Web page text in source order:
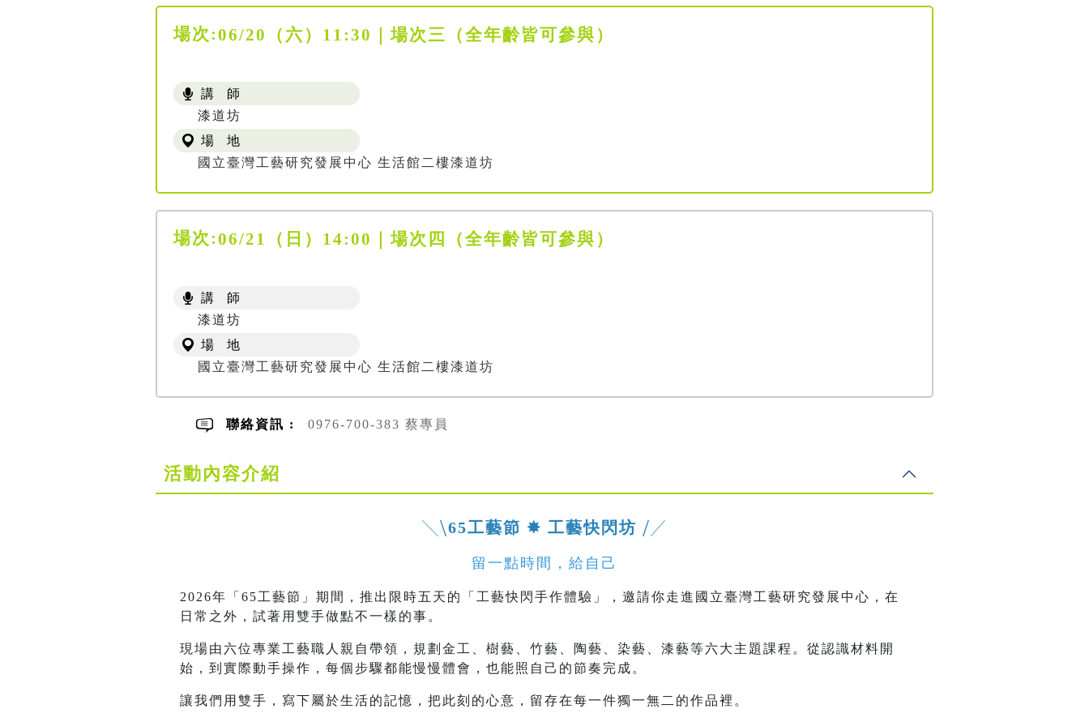
場次:06/20（六）11:30｜場次三（全年齡皆可參與）
講 師
漆道坊
場 地
國立臺灣工藝研究發展中心 生活館二樓漆道坊
場次:06/21（日）14:00｜場次四（全年齡皆可參與）
講 師
漆道坊
場 地
國立臺灣工藝研究發展中心 生活館二樓漆道坊
聯絡資訊 : 0976-700-383 蔡專員
活動內容介紹
╲⧹65工藝節 ✸ 工藝快閃坊 ⧸╱
留一點時間，給自己
2026年「65工藝節」期間，推出限時五天的「工藝快閃手作體驗」，邀請你走進國立臺灣工藝研究發展中心，在
日常之外，試著用雙手做點不一樣的事。
現場由六位專業工藝職人親自帶領，規劃金工、樹藝、竹藝、陶藝、染藝、漆藝等六大主題課程。從認識材料開
始，到實際動手操作，每個步驟都能慢慢體會，也能照自己的節奏完成。
讓我們用雙手，寫下屬於生活的記憶，把此刻的心意，留存在每一件獨一無二的作品裡。